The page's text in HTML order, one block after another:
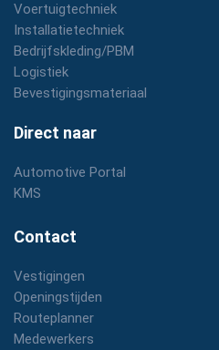
Voertuigtechniek
Installatietechniek
Bedrijfskleding/PBM
Logistiek
Bevestigingsmateriaal
Direct naar
Automotive Portal
KMS
Contact
Vestigingen
Openingstijden
Routeplanner
Medewerkers